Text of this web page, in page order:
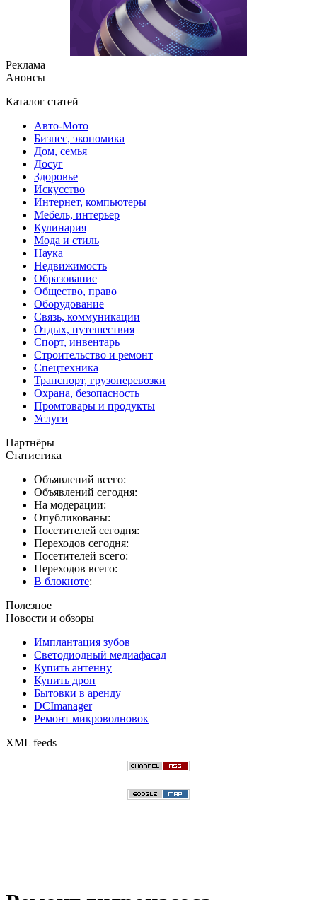
Реклама
Анонсы
Каталог статей
Авто-Мото
Бизнес, экономика
Дом, семья
Досуг
Здоровье
Искусство
Интернет, компьютеры
Мебель, интерьер
Кулинария
Мода и стиль
Наука
Недвижимость
Образование
Общество, право
Оборудование
Связь, коммуникации
Отдых, путешествия
Спорт, инвентарь
Строительство и ремонт
Спецтехника
Транспорт, грузоперевозки
Охрана, безопасность
Промтовары и продукты
Услуги
Партнёры
Статистика
Объявлений всего:
Объявлений сегодня:
На модерации:
Опубликованы:
Посетителей сегодня:
Переходов сегодня:
Посетителей всего:
Переходов всего:
В блокноте:
Полезное
Новости и обзоры
Имплантация зубов
Светодиодный медиафасад
Купить антенну
Купить дрон
Бытовки в аренду
DCImanager
Ремонт микроволновок
XML feeds